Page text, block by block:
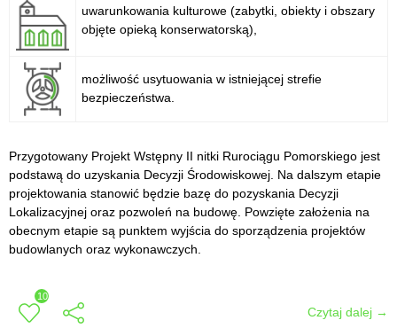
uwarunkowania kulturowe (zabytki, obiekty i obszary
objęte opieką konserwatorską),
możliwość usytuowania w istniejącej strefie
bezpieczeństwa.
Przygotowany Projekt Wstępny II nitki Rurociągu Pomorskiego jest
podstawą do uzyskania Decyzji Środowiskowej. Na dalszym etapie
projektowania stanowić będzie bazę do pozyskania Decyzji
Lokalizacyjnej oraz pozwoleń na budowę. Powzięte założenia na
obecnym etapie są punktem wyjścia do sporządzenia projektów
budowlanych oraz wykonawczych.
10
Czytaj dalej →